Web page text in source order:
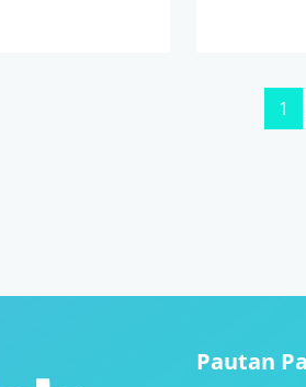
1
Pautan